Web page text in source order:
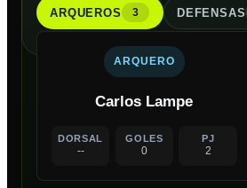
ARQUEROS 3 DEFENSAS
ARQUERO
Carlos Lampe
DORSAL
--
GOLES
0
PJ
2